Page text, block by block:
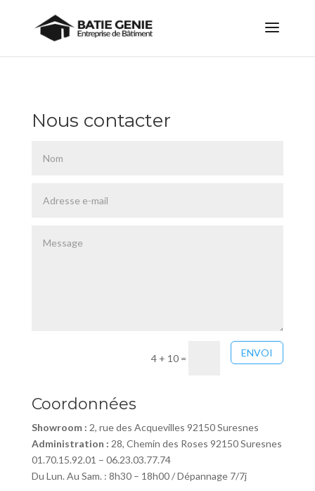
Nous contacter
ENVOI
4 + 10 =
Coordonnées
Showroom : 2, rue des Acquevilles 92150 Suresnes
Administration : 28, Chemin des Roses 92150 Suresnes
01.70.15.92.01 – 06.23.03.77.74
Du Lun. Au Sam. : 8h30 – 18h00 / Dépannage 7/7j